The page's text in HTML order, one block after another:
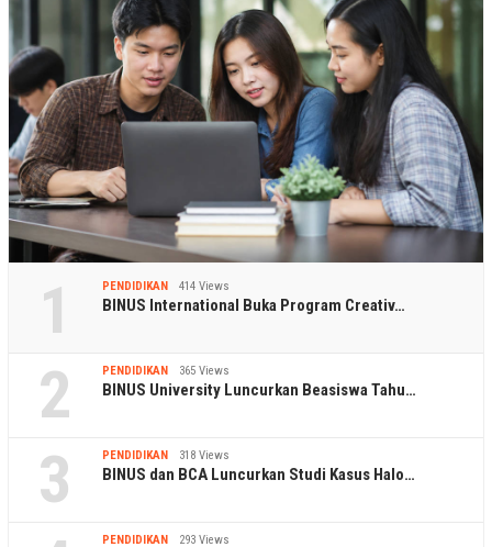
1 PENDIDIKAN 414 Views
BINUS International Buka Program Creativ…
2 PENDIDIKAN 365 Views
BINUS University Luncurkan Beasiswa Tahu…
3 PENDIDIKAN 318 Views
BINUS dan BCA Luncurkan Studi Kasus Halo…
PENDIDIKAN 293 Views